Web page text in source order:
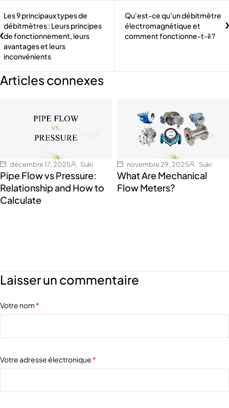
Les 9 principaux types de
débitmètres : Leurs principes
de fonctionnement, leurs
avantages et leurs
inconvénients
Qu'est-ce qu'un débitmètre
électromagnétique et
comment fonctionne-t-il ?
Articles connexes
décembre 17, 2025 Suki
Pipe Flow vs Pressure:
Relationship and How to
Calculate
novembre 29, 2025 Suki
What Are Mechanical
Flow Meters?
Laisser un commentaire
Votre nom*
Votre adresse électronique*